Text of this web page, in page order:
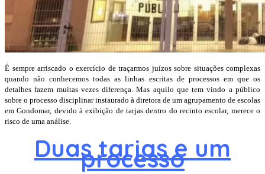
É sempre arriscado o exercício de traçarmos juízos sobre situações complexas
quando não conhecemos todas as linhas escritas de processos em que os
detalhes fazem muitas vezes diferença. Mas aquilo que tem vindo a público
sobre o processo disciplinar instaurado à diretora de um agrupamento de escolas
em Gondomar, devido à exibição de tarjas dentro do recinto escolar, merece o
risco de uma análise.
Duas tarjas e um
processo